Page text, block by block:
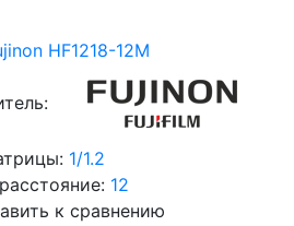
HF1218-12M
1/1.2
12
к сравнению